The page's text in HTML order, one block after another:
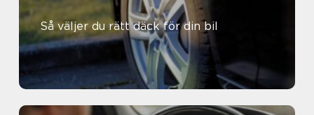
Så väljer du rätt däck för din bil